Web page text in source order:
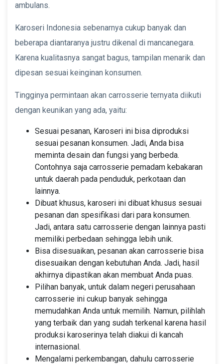
ambulans.
Karoseri Indonesia sebenarnya cukup banyak dan
beberapa diantaranya justru dikenal di mancanegara.
Karena kualitasnya sangat bagus, tampilan menarik dan
dipesan sesuai keinginan konsumen.
Tingginya permintaan akan carrosserie ternyata diikuti
dengan keunikan yang ada, yaitu:
Sesuai pesanan, Karoseri ini bisa diproduksi
sesuai pesanan konsumen. Jadi, Anda bisa
meminta desain dan fungsi yang berbeda.
Contohnya saja carrosserie pemadam kebakaran
untuk daerah pada penduduk, perkotaan dan
lainnya.
Dibuat khusus, karoseri ini dibuat khusus sesuai
pesanan dan spesifikasi dari para konsumen.
Jadi, antara satu carrosserie dengan lainnya pasti
memiliki perbedaan sehingga lebih unik.
Bisa disesuaikan, pesanan akan carrosserie bisa
disesuaikan dengan kebutuhan Anda. Jadi, hasil
akhirnya dipastikan akan membuat Anda puas.
Pilihan banyak, untuk dalam negeri perusahaan
carrosserie ini cukup banyak sehingga
memudahkan Anda untuk memilih. Namun, pilihlah
yang terbaik dan yang sudah terkenal karena hasil
produksi karoserinya telah diakui di kancah
internasional.
Mengalami perkembangan, dahulu carrosserie